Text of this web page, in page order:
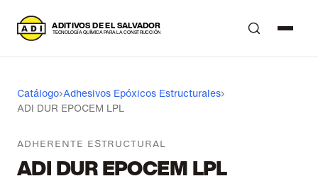
A DITIVOS DE EL SALVADOR
T ECNOLOGÍA QUÍMICA PARA LA CONSTRUCCIÓN
Catálogo›Adhesivos Epóxicos Estructurales›
ADI DUR EPOCEM LPL
ADHERENTE ESTRUCTURAL
ADI DUR EPOCEM LPL